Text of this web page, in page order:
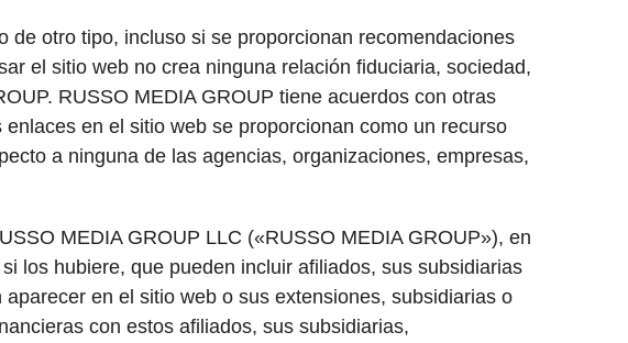
otro tipo, incluso si se proporcionan recomendaciones
el sitio web no crea ninguna relación fiduciaria, sociedad,
RUSSO MEDIA GROUP tiene acuerdos con otras
en el sitio web se proporcionan como un recurso
a ninguna de las agencias, organizaciones, empresas,
MEDIA GROUP LLC («RUSSO MEDIA GROUP»), en
los hubiere, que pueden incluir afiliados, sus subsidiarias
en el sitio web o sus extensiones, subsidiarias o
con estos afiliados, sus subsidiarias,